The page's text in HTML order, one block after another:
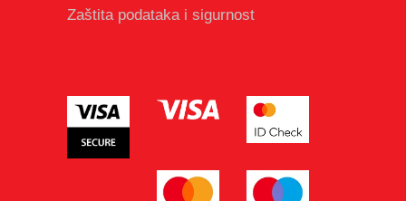
Zaštita podataka i sigurnost